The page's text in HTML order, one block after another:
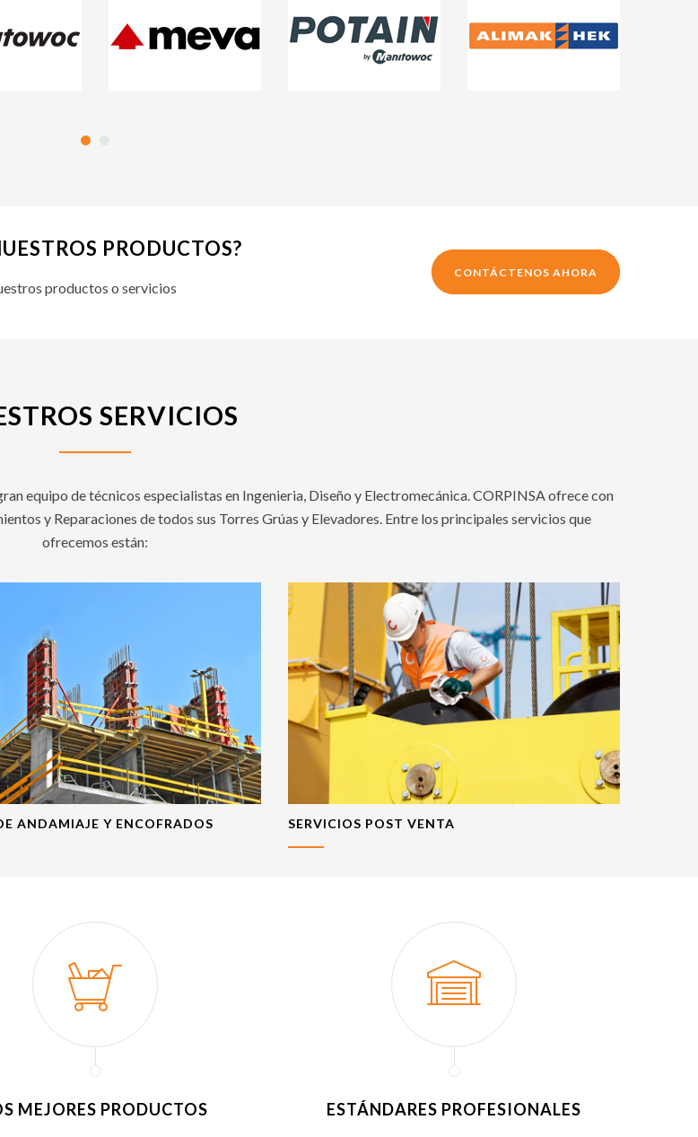
PRODUCTOS?
productos o servicios
CONTÁCTENOS AHORA
SERVICIOS
equipo de técnicos especialistas en Ingenieria, Diseño y Electromecánica. CORPINSA ofrece con
y Reparaciones de todos sus Torres Grúas y Elevadores. Entre los principales servicios que
ofrecemos están:
ANDAMIAJE Y ENCOFRADOS SERVICIOS POST VENTA
MEJORES PRODUCTOS ESTÁNDARES PROFESIONALES